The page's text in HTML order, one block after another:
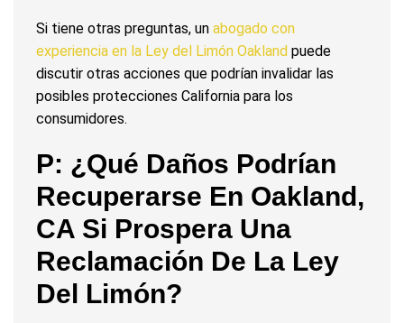
Si tiene otras preguntas, un abogado con
experiencia en la Ley del Limón Oakland puede
discutir otras acciones que podrían invalidar las
posibles protecciones California para los
consumidores.
P: ¿Qué Daños Podrían
Recuperarse En Oakland,
CA Si Prospera Una
Reclamación De La Ley
Del Limón?